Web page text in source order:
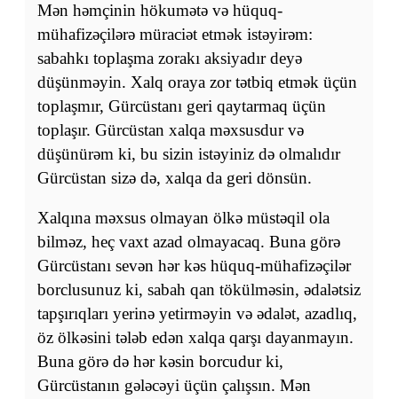
Mən həmçinin hökumətə və hüquq-
mühafizəçilərə müraciət etmək istəyirəm:
sabahkı toplaşma zorakı aksiyadır deyə
düşünməyin. Xalq oraya zor tətbiq etmək üçün
toplaşmır, Gürcüstanı geri qaytarmaq üçün
toplaşır. Gürcüstan xalqa məxsusdur və
düşünürəm ki, bu sizin istəyiniz də olmalıdır
Gürcüstan sizə də, xalqa da geri dönsün.
Xalqına məxsus olmayan ölkə müstəqil ola
bilməz, heç vaxt azad olmayacaq. Buna görə
Gürcüstanı sevən hər kəs hüquq-mühafizəçilər
borclusunuz ki, sabah qan tökülməsin, ədalətsiz
tapşırıqları yerinə yetirməyin və ədalət, azadlıq,
öz ölkəsini tələb edən xalqa qarşı dayanmayın.
Buna görə də hər kəsin borcudur ki,
Gürcüstanın gələcəyi üçün çalışsın. Mən